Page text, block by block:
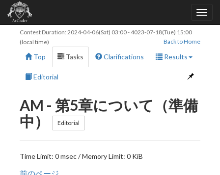
Contest Duration: 2024-04-06(Sat) 03:00-4023-07-18(Tue) 15:00
(local time)
Back to Home
Top Tasks Clarifications Results
Editorial
AM - 第5章について（準備
中）
Editorial
Time Limit: 0 msec / Memory Limit: 0 KiB